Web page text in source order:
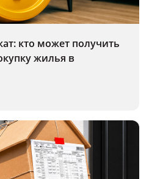
кто может получить
жилья в